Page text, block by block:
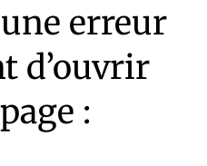
erreur
d’ouvrir
: